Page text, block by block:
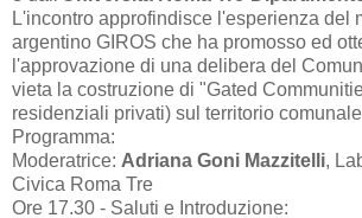
L'incontro approfindisce l'esperienza del
argentino GIROS che ha promosso ed
l'approvazione di una delibera del
vieta la costruzione di "Gated
residenziali privati) sul territorio
Programma:
Moderatrice: Adriana Goni Mazzitelli,
Civica Roma Tre
Ore 17.30 - Saluti e Introduzione: